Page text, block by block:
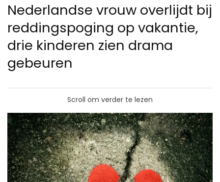
Nederlandse vrouw overlijdt bij
reddingspoging op vakantie,
drie kinderen zien drama
gebeuren
Scroll om verder te lezen